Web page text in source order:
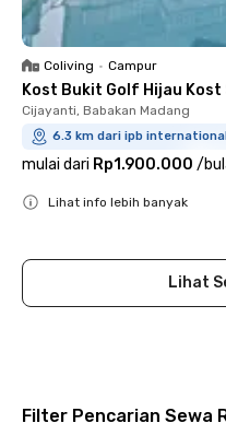
Coliving • Campur
Kost Bukit Golf Hijau
Cijayanti, Babakan Madang
6.3 km dari ipb
mulai dari Rp1.900.000 /
Lihat info lebih banyak
Lihat
Filter Pencarian Sewa